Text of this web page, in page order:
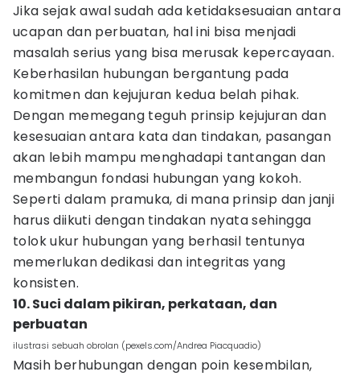
Jika sejak awal sudah ada ketidaksesuaian antara
ucapan dan perbuatan, hal ini bisa menjadi
masalah serius yang bisa merusak kepercayaan.
Keberhasilan hubungan bergantung pada
komitmen dan kejujuran kedua belah pihak.
Dengan memegang teguh prinsip kejujuran dan
kesesuaian antara kata dan tindakan, pasangan
akan lebih mampu menghadapi tantangan dan
membangun fondasi hubungan yang kokoh.
Seperti dalam pramuka, di mana prinsip dan janji
harus diikuti dengan tindakan nyata sehingga
tolok ukur hubungan yang berhasil tentunya
memerlukan dedikasi dan integritas yang
konsisten.
10. Suci dalam pikiran, perkataan, dan
perbuatan
ilustrasi sebuah obrolan (pexels.com/Andrea Piacquadio)
Masih berhubungan dengan poin kesembilan,